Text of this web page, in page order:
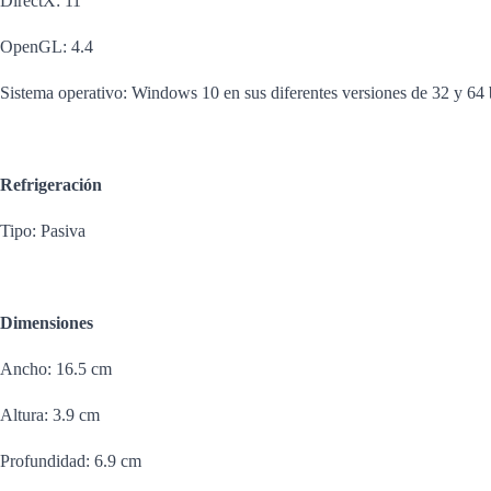
OpenGL: 4.4
Sistema operativo: Windows 10 en sus diferentes versiones de 32 y 64
Refrigeración
Tipo: Pasiva
Dimensiones
Ancho: 16.5 cm
Altura: 3.9 cm
Profundidad: 6.9 cm